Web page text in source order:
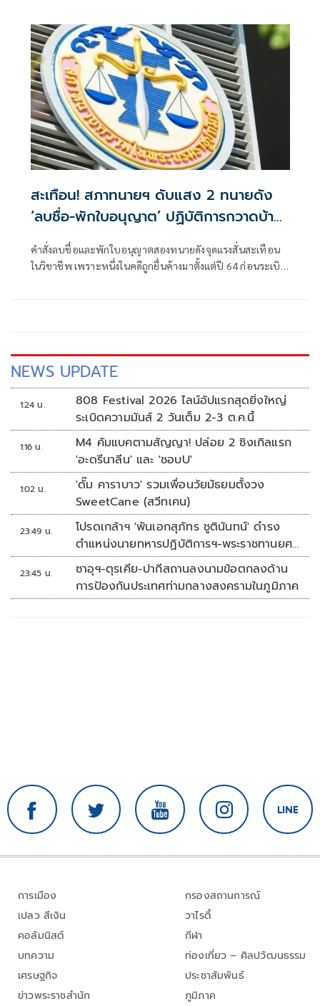
สะเทือน! สภาทนายฯ ดับแสง 2 ทนายดัง
‘ลบชื่อ-พักใบอนุญาต’ ปฏิบัติการกวาดบ้าน
ครั้งใหญ่
คำสั่งลบชื่อและพักใบอนุญาตสองทนายดังจุดแรงสั่นสะเทือน
ในวิชาชีพ เพราะหนึ่งในคดีถูกยื่นค้างมาตั้งแต่ปี 64 ก่อนระเบิด
NEWS UPDATE
1:24 น.
808 Festival 2026 ไลน์อัปแรกสุดยิ่งใหญ่
ระเบิดความมันส์ 2 วันเต็ม 2-3 ต.ค.นี้
1:16 น.
M4 คัมแบคตามสัญญา! ปล่อย 2 ซิงเกิลแรก
'อะดรีนาลีน' และ 'ชอบU'
1:02 น.
'ดั๊ม คาราบาว' รวมเพื่อนวัยมัธยมตั้งวง
SweetCane (สวีทเคน)
23:49 น.
โปรดเกล้าฯ 'พันเอกสุภัทร ชูตินันทน์' ดำรง
ตำแหน่งนายทหารปฏิบัติการฯ-พระราชทานยศ
'พลตรี'
23:45 น.
ซาอุฯ-ตุรเคีย-ปากีสถานลงนามข้อตกลงด้าน
การป้องกันประเทศท่ามกลางสงครามในภูมิภาค
การเมือง
เปลว สีเงิน
คอลัมนิสต์
บทความ
เศรษฐกิจ
ข่าวพระราชสำนัก
กรองสถานการณ์
วาไรตี้
กีฬา
ท่องเที่ยว – ศิลปวัฒนธรรม
ประชาสัมพันธ์
ภูมิภาค